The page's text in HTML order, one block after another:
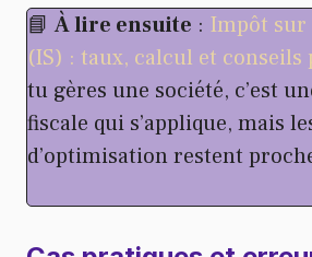
📘À lire ensuite : Impôt sur
(IS) : taux, calcul et conseils
tu gères une société, c’est
fiscale qui s’applique, mais
d’optimisation restent